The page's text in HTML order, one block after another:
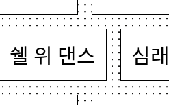
쉘 위 댄스 심